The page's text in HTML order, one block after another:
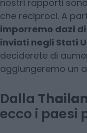
nostri rapporti
che reciproci. A
imporremo dazi
inviati negli Stati
deciderete di
aggiungeremo un
Dalla
ecco i paesi